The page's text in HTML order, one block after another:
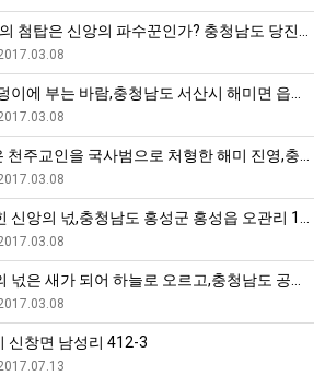
첨탑은 신앙의 파수꾼인가? 충청남도 당진시…
에 부는 바람,충청남도 서산시 해미면 읍내리 2…
교인을 국사범으로 처형한 해미 진영,충청남도 서…
앙의 넋,충청남도 홍성군 홍성읍 오관리 110-…
은 새가 되어 하늘로 오르고,충청남도 공주시 금…
신창면 남성리 412-3